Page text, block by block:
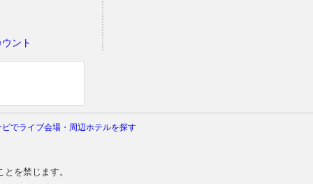
ント
ビでライブ会場・周辺ホテルを探す
を禁じます。